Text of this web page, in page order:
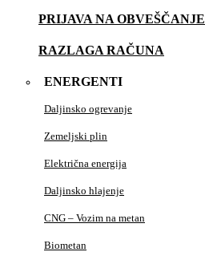
PRIJAVA NA OBVEŠČANJE
RAZLAGA RAČUNA
ENERGENTI
Daljinsko ogrevanje
Zemeljski plin
Električna energija
Daljinsko hlajenje
CNG – Vozim na metan
Biometan